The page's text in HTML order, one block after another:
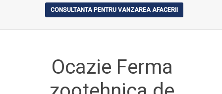
CONSULTANTA PENTRU VANZAREA AFACERII
Ocazie Ferma